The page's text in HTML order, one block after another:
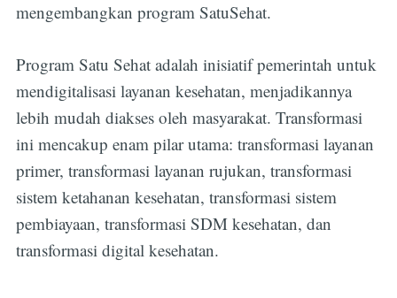
mengembangkan program SatuSehat.
Program Satu Sehat adalah inisiatif pemerintah untuk
mendigitalisasi layanan kesehatan, menjadikannya
lebih mudah diakses oleh masyarakat. Transformasi
ini mencakup enam pilar utama: transformasi layanan
primer, transformasi layanan rujukan, transformasi
sistem ketahanan kesehatan, transformasi sistem
pembiayaan, transformasi SDM kesehatan, dan
transformasi digital kesehatan.